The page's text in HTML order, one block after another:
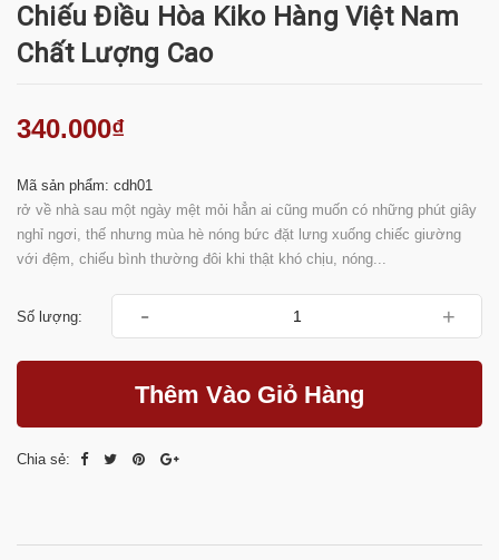
Chiếu Điều Hòa Kiko Hàng Việt Nam
Chất Lượng Cao
340.000₫
Mã sản phẩm: cdh01
rở về nhà sau một ngày mệt mỏi hẳn ai cũng muốn có những phút giây
nghỉ ngơi, thế nhưng mùa hè nóng bức đặt lưng xuống chiếc giường
với đệm, chiếu bình thường đôi khi thật khó chịu, nóng...
Số lượng: - +
Thêm Vào Giỏ Hàng
Chia sẻ: